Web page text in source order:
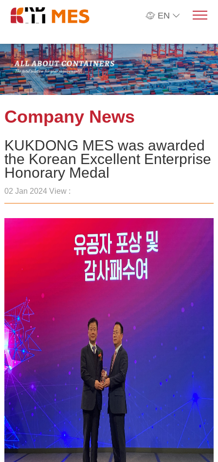
EN
Company News
KUKDONG MES was awarded
the Korean Excellent Enterprise
Honorary Medal
02 Jan 2024 View :